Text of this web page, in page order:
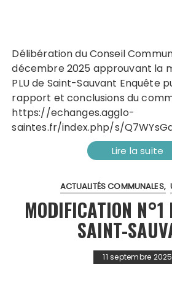
Délibération du Conseil Communautaire du 17
décembre 2025 approuvant la
PLU de Saint-Sauvant Enquête
rapport et conclusions du
https://echanges.agglo-
saintes.fr/index.php/s/
Lire la suite
ACTUALITÉS COMMUNALES
MODIFICATION
SAINT-
11 septembre 2025